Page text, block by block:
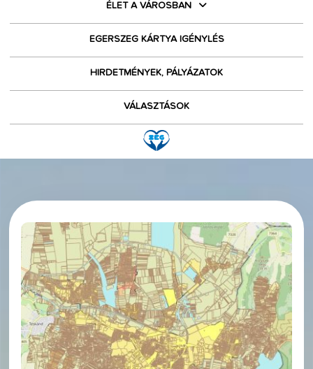
ÉLET A VÁROSBAN
EGERSZEG KÁRTYA IGÉNYLÉS
HIRDETMÉNYEK, PÁLYÁZATOK
VÁLASZTÁSOK